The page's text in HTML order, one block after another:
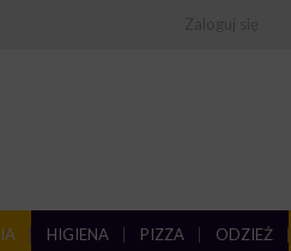
HIGIENA PIZZA ODZIEŻ